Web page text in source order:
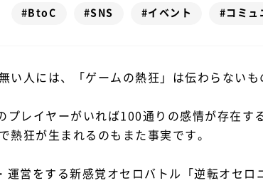
#BtoC #SNS #イベント #コミュ
い人には、「ゲームの熱狂」は伝わらないも
プレイヤーがいれば100通りの感情が存在す
熱狂が生まれるのもまた事実です。
運営をする新感覚オセロバトル「逆転オセロ